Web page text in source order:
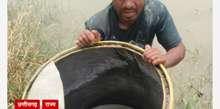
छत्तीसगढ़ राज्य